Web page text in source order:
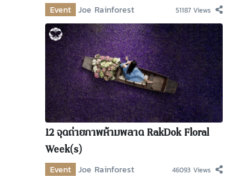
Event Joe Rainforest 51187 Views
12 จุดถ่ายภาพห้ามพลาด RakDok Floral
Week(s)
Event Joe Rainforest 46093 Views